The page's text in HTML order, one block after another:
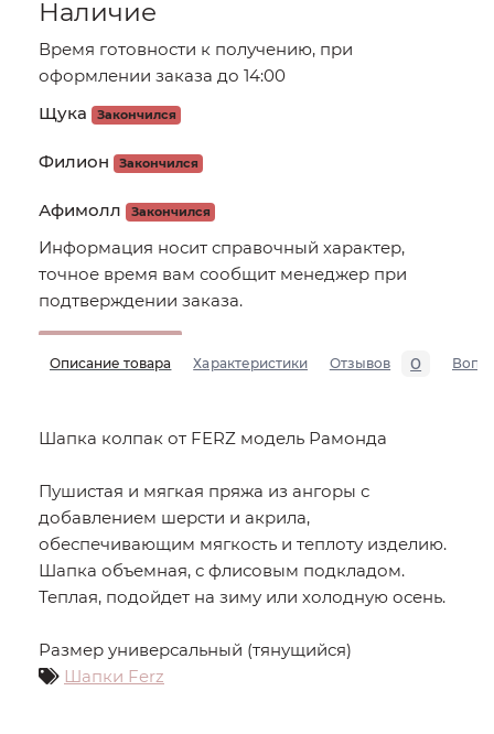
Наличие
Время готовности к получению, при
оформлении заказа до 14:00
Щука
Закончился
Филион Закончился
Афимолл Закончился
Информация носит справочный характер,
точное время вам сообщит менеджер при
подтверждении заказа.
Описание товара Характеристики Отзывов 0
Шапка колпак от FERZ модель Рамонда
Пушистая и мягкая пряжа из ангоры с
добавлением шерсти и акрила,
обеспечивающим мягкость и теплоту изделию.
Шапка объемная, с флисовым подкладом.
Теплая, подойдет на зиму или холодную осень.
Размер универсальный (тянущийся)
Шапки Ferz